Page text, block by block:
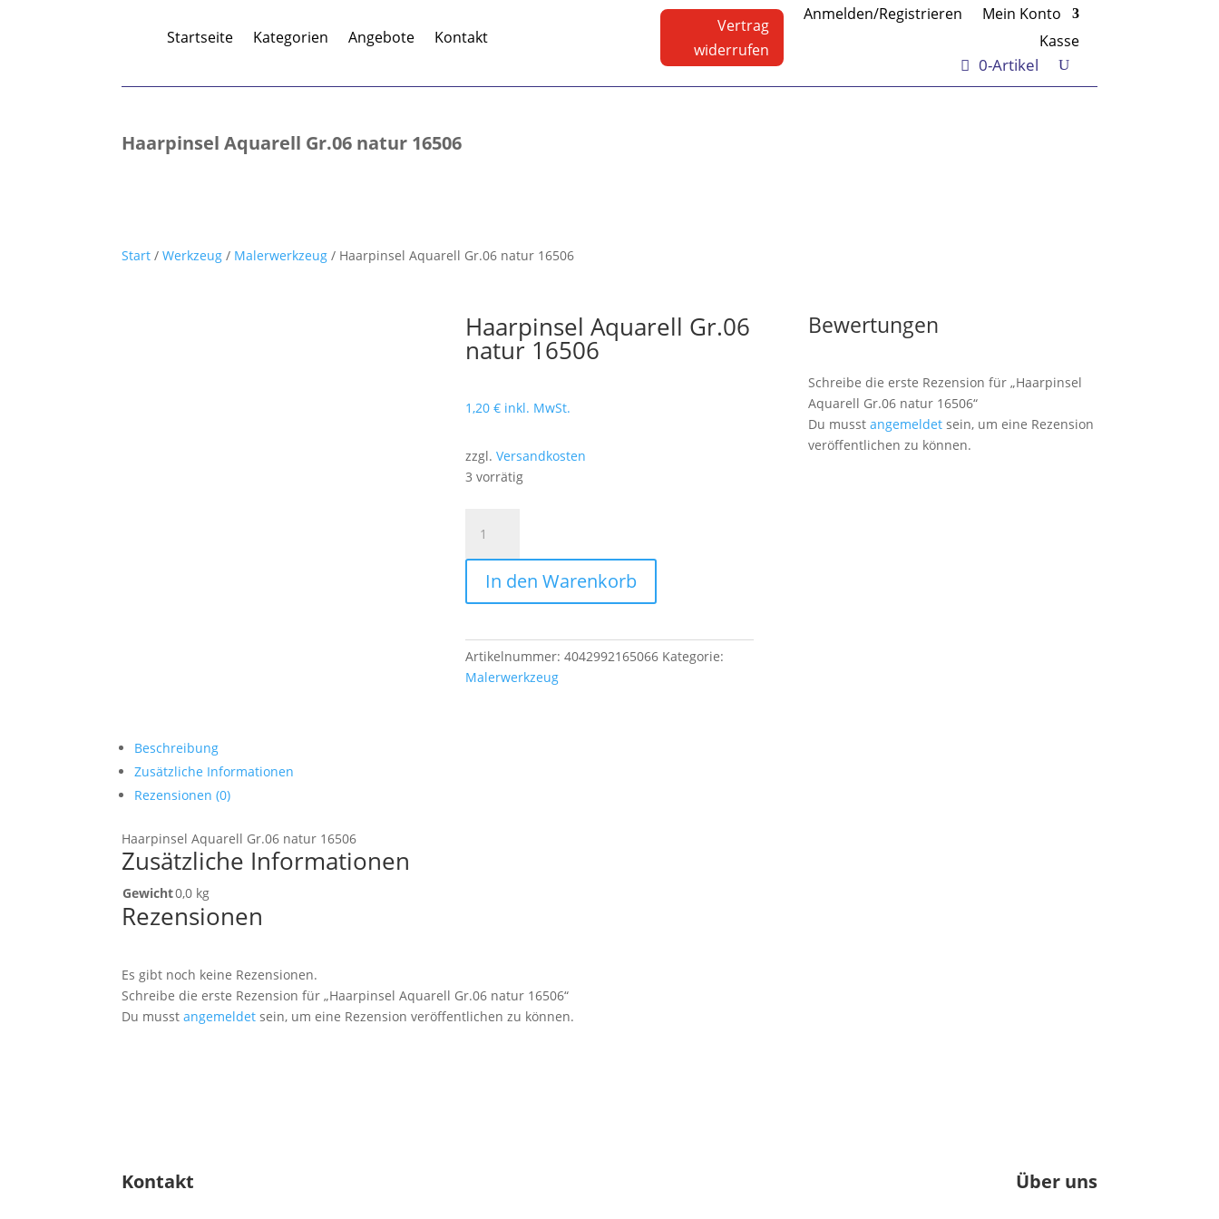
Startseite Kategorien Angebote Kontakt
Vertrag
widerrufen
Anmelden/Registrieren
Mein Konto
Kasse
0-Artikel
Haarpinsel Aquarell Gr.06 natur 16506
Start /Werkzeug / Malerwerkzeug / Haarpinsel Aquarell Gr.06 natur 16506
Haarpinsel Aquarell Gr.06
natur 16506
1,20 € inkl. MwSt.
zzgl. Versandkosten
3 vorrätig
Aquarell
Gr.06
natur
16506
In den Warenkorb
Artikelnummer: 4042992165066 Kategorie:
Malerwerkzeug
Bewertungen
Schreibe die erste Rezension für „Haarpinsel
Aquarell Gr.06 natur 16506“
Du musst angemeldetsein, um eine Rezension
veröffentlichen zu können.
Beschreibung
Zusätzliche Informationen
Rezensionen (0)
Haarpinsel Aquarell Gr.06 natur 16506
Zusätzliche Informationen
Gewicht0,0 kg
Rezensionen
Es gibt noch keine Rezensionen.
Schreibe die erste Rezension für „Haarpinsel Aquarell Gr.06 natur 16506“
Du musstangemeldet sein, um eine Rezension veröffentlichen zu können.
Kontakt Über uns